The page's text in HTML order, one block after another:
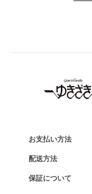
お支払い方法
配送方法
保証について